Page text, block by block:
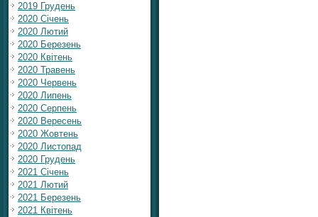
2019 Грудень
2020 Січень
2020 Лютий
2020 Березень
2020 Квітень
2020 Травень
2020 Червень
2020 Липень
2020 Серпень
2020 Вересень
2020 Жовтень
2020 Листопад
2020 Грудень
2021 Січень
2021 Лютий
2021 Березень
2021 Квітень